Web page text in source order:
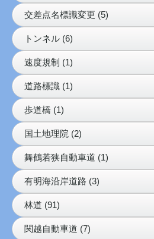
交差点名標識変更 (5)
トンネル (6)
速度規制 (1)
道路標識 (1)
歩道橋 (1)
国土地理院 (2)
舞鶴若狭自動車道 (1)
有明海沿岸道路 (3)
林道 (91)
関越自動車道 (7)